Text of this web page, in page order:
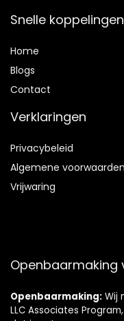
Snelle koppelingen
Home
Blogs
Contact
Verklaringen
Privacybeleid
Algemene voorwaarden
Vrijwaring
Openbaarmaking
Openbaarmaking: Wij
LLC Associates